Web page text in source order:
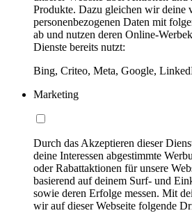
Produkte. Dazu gleichen wir deine
personenbezogenen Daten mit
ab und nutzen deren Online-
Dienste bereits nutzt:
Bing, Criteo, Meta, Google,
Marketing
Durch das Akzeptieren dieser
deine Interessen abgestimmte
oder Rabattaktionen für unsere
basierend auf deinem Surf- und
sowie deren Erfolge messen. Mit
wir auf dieser Webseite folgende